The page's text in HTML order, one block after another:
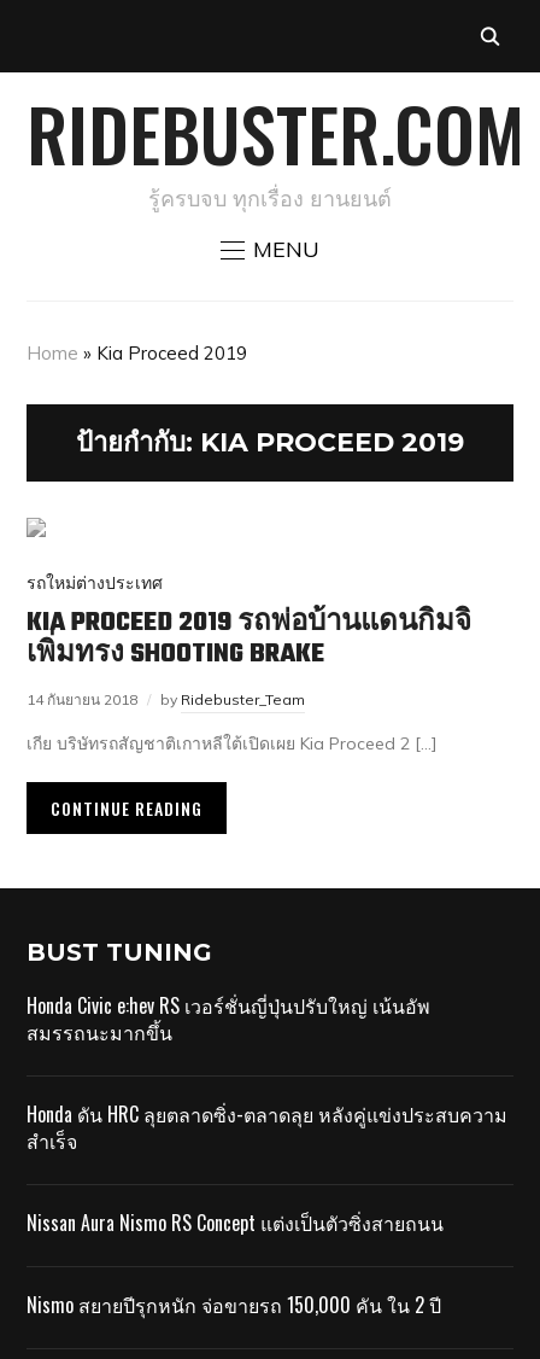
RIDEBUSTER.COM
รู้ครบจบ ทุกเรื่อง ยานยนต์
MENU
Home » Kia Proceed 2019
ป้ายกำกับ: KIA PROCEED 2019
รถใหม่ต่างประเทศ
KIA PROCEED 2019 รถพ่อบ้านแดนกิมจิ
เพิ่มทรง SHOOTING BRAKE
14 กันยายน 2018 by Ridebuster_Team
เกีย บริษัทรถสัญชาติเกาหลีใต้เปิดเผย Kia Proceed 2 […]
CONTINUE READING
BUST TUNING
Honda Civic e:hev RS เวอร์ชั่นญี่ปุ่นปรับใหญ่ เน้นอัพ
สมรรถนะมากขึ้น
Honda ดัน HRC ลุยตลาดซิ่ง-ตลาดลุย หลังคู่แข่งประสบความ
สำเร็จ
Nissan Aura Nismo RS Concept แต่งเป็นตัวซิ่งสายถนน
Nismo สยายปีรุกหนัก จ่อขายรถ 150,000 คัน ใน 2 ปี